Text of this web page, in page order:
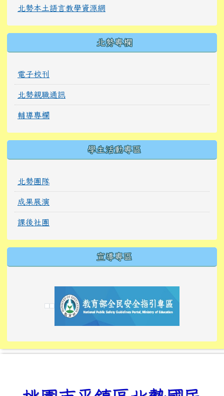
北勢本土語言教學資源網
北勢專欄
電子校刊
北勢親職通訊
輔導專欄
學生活動專區
北勢團隊
成果展演
課後社團
宣導專區
link to https://
link to https://10000.gov.tw/
link to https://
link to https://10000.gov.tw/
link to https://
link to https://
link to https://i.win.org.tw/
link to https://
link to https://
link to https://
link to https://